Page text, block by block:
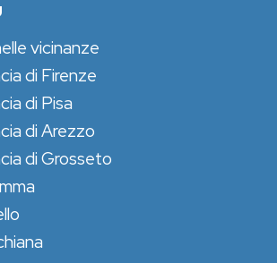
vicinanze
di Firenze
di Pisa
di Arezzo
di Grosseto